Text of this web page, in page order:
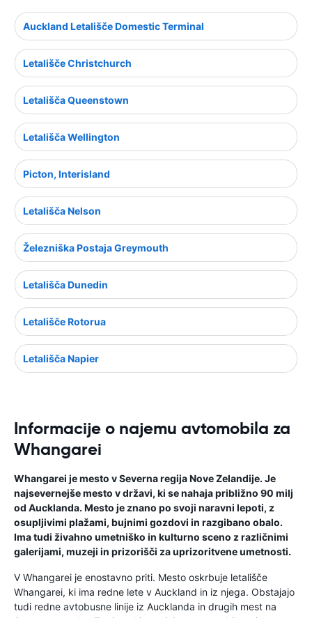
Auckland Letališče Domestic Terminal
Letališče Christchurch
Letališča Queenstown
Letališča Wellington
Picton, Interisland
Letališča Nelson
Železniška Postaja Greymouth
Letališča Dunedin
Letališče Rotorua
Letališča Napier
Informacije o najemu avtomobila za
Whangarei
Whangarei je mesto v Severna regija Nove Zelandije. Je
najsevernejše mesto v državi, ki se nahaja približno 90 milj
od Aucklanda. Mesto je znano po svoji naravni lepoti, z
osupljivimi plažami, bujnimi gozdovi in ​​razgibano obalo.
Ima tudi živahno umetniško in kulturno sceno z različnimi
galerijami, muzeji in prizorišči za uprizoritvene umetnosti.
V Whangarei je enostavno priti. Mesto oskrbuje letališče
Whangarei, ki ima redne lete v Auckland in iz njega. Obstajajo
tudi redne avtobusne linije iz Aucklanda in drugih mest na